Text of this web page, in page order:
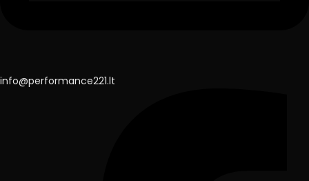
info@performance221.lt